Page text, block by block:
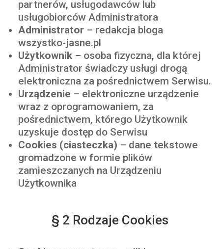
partnerów, usługodawców lub
usługobiorców Administratora
Administrator – redakcja bloga
wszystko-jasne.pl
Użytkownik – osoba fizyczna, dla której
Administrator świadczy usługi drogą
elektroniczna za pośrednictwem Serwisu.
Urządzenie – elektroniczne urządzenie
wraz z oprogramowaniem, za
pośrednictwem, którego Użytkownik
uzyskuje dostęp do Serwisu
Cookies (ciasteczka) – dane tekstowe
gromadzone w formie plików
zamieszczanych na Urządzeniu
Użytkownika
§ 2 Rodzaje Cookies